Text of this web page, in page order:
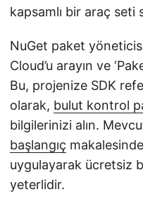
kapsamlı bir araç seti
NuGet paket
Cloud’u arayın ve
Bu, projenize SDK
olarak, bulut kontrol
bilgilerinizi alın.
başlangıç
uygulayarak ücretsiz
yeterlidir.